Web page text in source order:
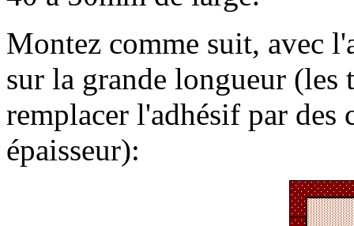
Montez comme suit, avec
sur la grande longueur
remplacer l'adhésif par des
épaisseur):